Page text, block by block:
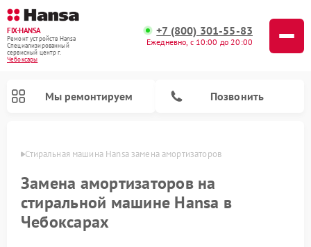
FIX-HANSA
Ремонт устройств Hansa
Специализированный
cервисный центр г.
Чебоксары
+7 (800) 301-55-83
Ежедневно, с 10:00 до 20:00
Мы ремонтируем Позвонить
Стиральная машина Hansa замена амортизаторов
Замена амортизаторов на
стиральной машине Hansa в
Чебоксарах